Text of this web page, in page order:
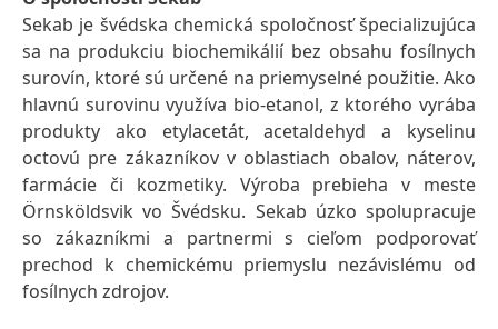
Sekab je švédska chemická spoločnosť špecializujúca
sa na produkciu biochemikálií bez obsahu fosílnych
surovín, ktoré sú určené na priemyselné použitie. Ako
hlavnú surovinu využíva bio‑etanol, z ktorého vyrába
produkty ako etylacetát, acetaldehyd a kyselinu
octovú pre zákazníkov v oblastiach obalov, náterov,
farmácie či kozmetiky. Výroba prebieha v meste
Örnsköldsvik vo Švédsku. Sekab úzko spolupracuje
so zákazníkmi a partnermi s cieľom podporovať
prechod k chemickému priemyslu nezávislému od
fosílnych zdrojov.